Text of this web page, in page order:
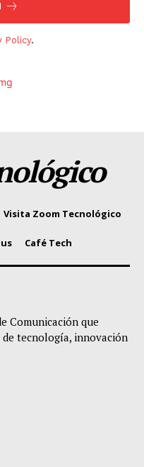
Policy.
Visita Zoom Tecnológico
Café Tech
Comunicación que
tecnología, innovación